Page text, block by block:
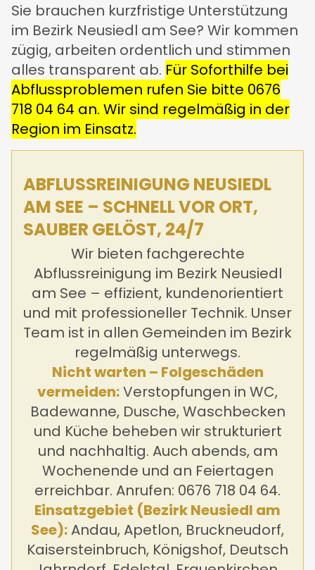
Sie brauchen kurzfristige Unterstützung
im Bezirk Neusiedl am See? Wir kommen
zügig, arbeiten ordentlich und stimmen
alles transparent ab. Für Soforthilfe bei
Abflussproblemen rufen Sie bitte 0676
718 04 64 an. Wir sind regelmäßig in der
Region im Einsatz.
ABFLUSSREINIGUNG NEUSIEDL
AM SEE – SCHNELL VOR ORT,
SAUBER GELÖST, 24/7
Wir bieten fachgerechte
Abflussreinigung im Bezirk Neusiedl
am See – effizient, kundenorientiert
und mit professioneller Technik. Unser
Team ist in allen Gemeinden im Bezirk
regelmäßig unterwegs.
Nicht warten – Folgeschäden
vermeiden:Verstopfungen in WC,
Badewanne, Dusche, Waschbecken
und Küche beheben wir strukturiert
und nachhaltig. Auch abends, am
Wochenende und an Feiertagen
erreichbar. Anrufen: 0676 718 04 64.
Einsatzgebiet (Bezirk Neusiedl am
See):Andau, Apetlon, Bruckneudorf,
Kaisersteinbruch, Königshof, Deutsch